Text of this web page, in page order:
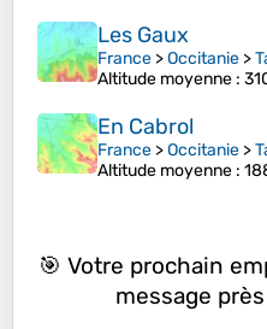
Les Gaux
France >Occitanie >
Altitude moyenne :
En Cabrol
France >Occitanie >
Altitude moyenne :
🎯 Votre prochain
message